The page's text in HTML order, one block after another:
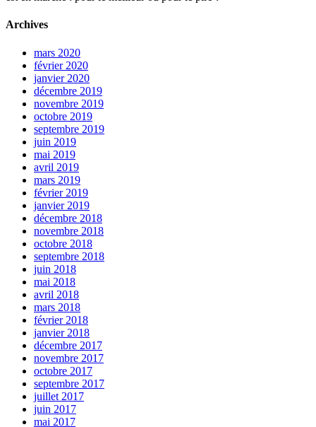
Archives
mars 2020
février 2020
janvier 2020
décembre 2019
novembre 2019
octobre 2019
septembre 2019
juin 2019
mai 2019
avril 2019
mars 2019
février 2019
janvier 2019
décembre 2018
novembre 2018
octobre 2018
septembre 2018
juin 2018
mai 2018
avril 2018
mars 2018
février 2018
janvier 2018
décembre 2017
novembre 2017
octobre 2017
septembre 2017
juillet 2017
juin 2017
mai 2017